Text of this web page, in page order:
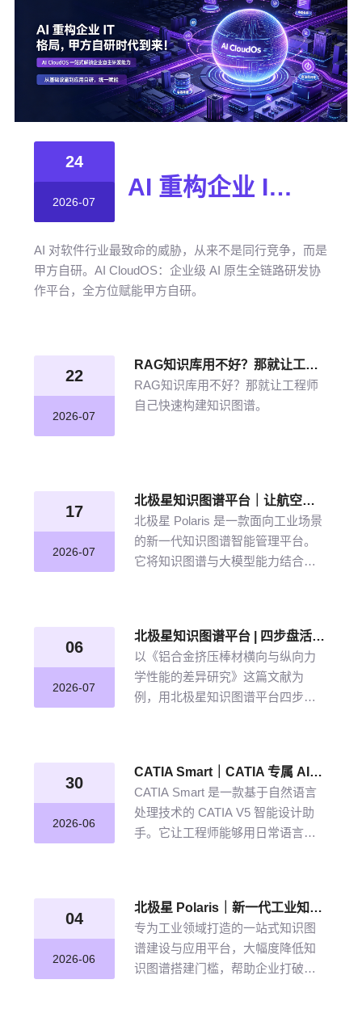
24
2026-07
AI 重构企业 IT 格局，甲方自研时代到来！
AI 对软件行业最致命的威胁，从来不是同行竞争，而是
甲方自研。AI CloudOS：企业级 AI 原生全链路研发协
作平台，全方位赋能甲方自研。
22
2026-07
RAG知识库用不好？那就让工程师自己快速构建知识图谱
RAG知识库用不好？那就让工程师
自己快速构建知识图谱。
17
2026-07
北极星知识图谱平台｜让航空发动机叶片知识“连”起来
北极星 Polaris 是一款面向工业场景
的新一代知识图谱智能管理平台。
它将知识图谱与大模型能力结合，
06
2026-07
北极星知识图谱平台 | 四步盘活航空材料全量文献
以《铝合金挤压棒材横向与纵向力
学性能的差异研究》这篇文献为
例，用北极星知识图谱平台四步盘
注、清洗的低效方式。
30
2026-06
CATIA Smart｜CATIA 专属 AI 智能体，说说话，AI 帮你建模
CATIA Smart 是一款基于自然语言
处理技术的 CATIA V5 智能设计助
手。它让工程师能够用日常语言描
04
2026-06
北极星 Polaris｜新一代工业知识图谱智能管理平台，点亮工业知识智能之路
专为工业领域打造的一站式知识图
谱建设与应用平台，大幅度降低知
识图谱搭建门槛，帮助企业打破数